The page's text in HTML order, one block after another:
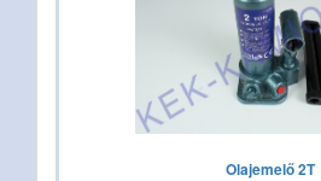
Olajemelő 2T